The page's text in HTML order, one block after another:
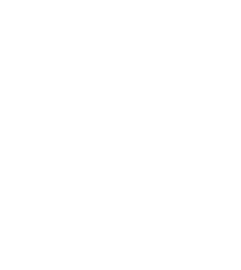
i
villkor i
gottfinnande.